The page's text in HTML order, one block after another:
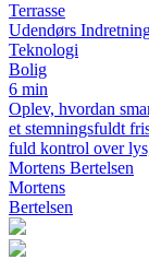
Terrasse
Udendørs
Teknologi
Bolig
6 min
Oplev, hvordan
et stemningsfuldt
fuld kontrol over
Mortens Bertelsen
Mortens
Bertelsen